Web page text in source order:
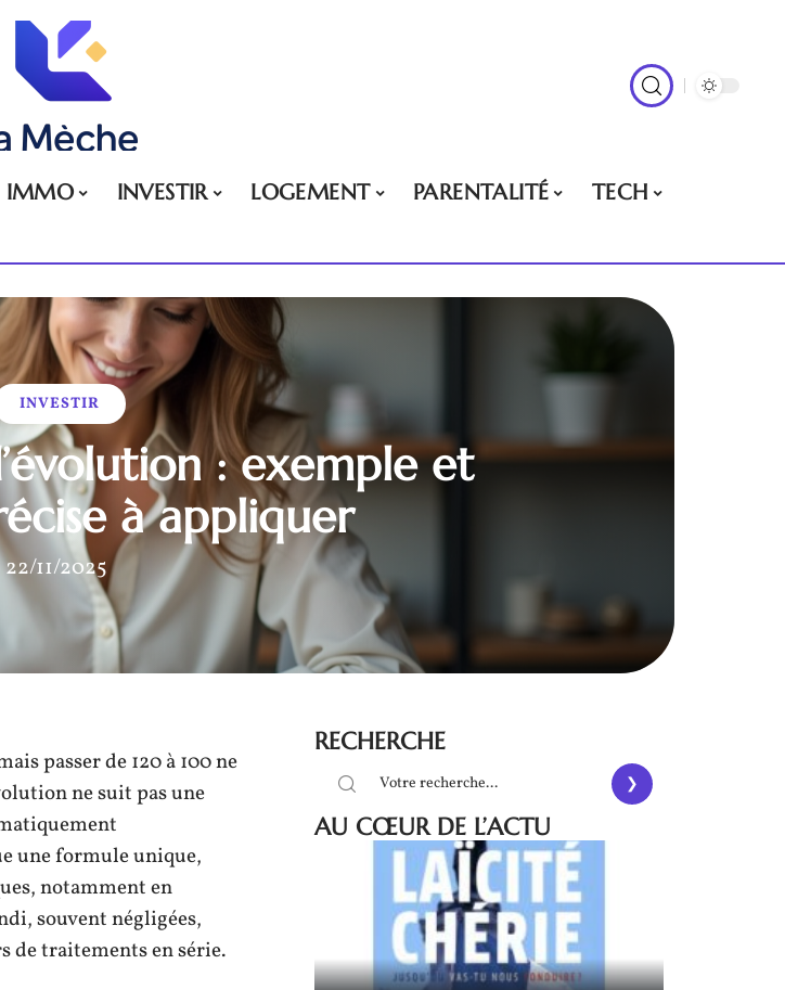
IMMO INVESTIR LOGEMENT PARENTALITÉ
TECH
INVESTIR
: exemple et
à appliquer
22/11/2025
passer de 120 à 100 ne
ne suit pas une
une formule unique,
notamment en
souvent négligées,
de traitements en série.
RECHERCHE
AU CŒUR DE L’ACTU